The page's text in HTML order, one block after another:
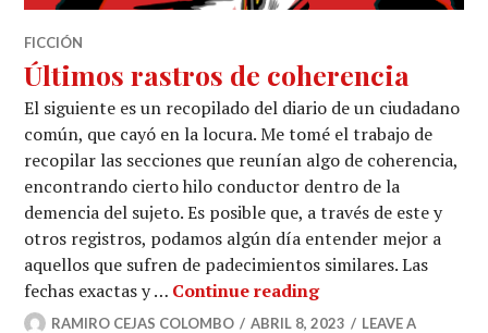
FICCIÓN
Últimos rastros de coherencia
El siguiente es un recopilado del diario de un ciudadano
común, que cayó en la locura. Me tomé el trabajo de
recopilar las secciones que reunían algo de coherencia,
encontrando cierto hilo conductor dentro de la
demencia del sujeto. Es posible que, a través de este y
otros registros, podamos algún día entender mejor a
aquellos que sufren de padecimientos similares. Las
fechas exactas y … Continue readingÚltimos rastros de
RAMIRO CEJAS COLOMBO ABRIL 8, 2023
LEAVE A